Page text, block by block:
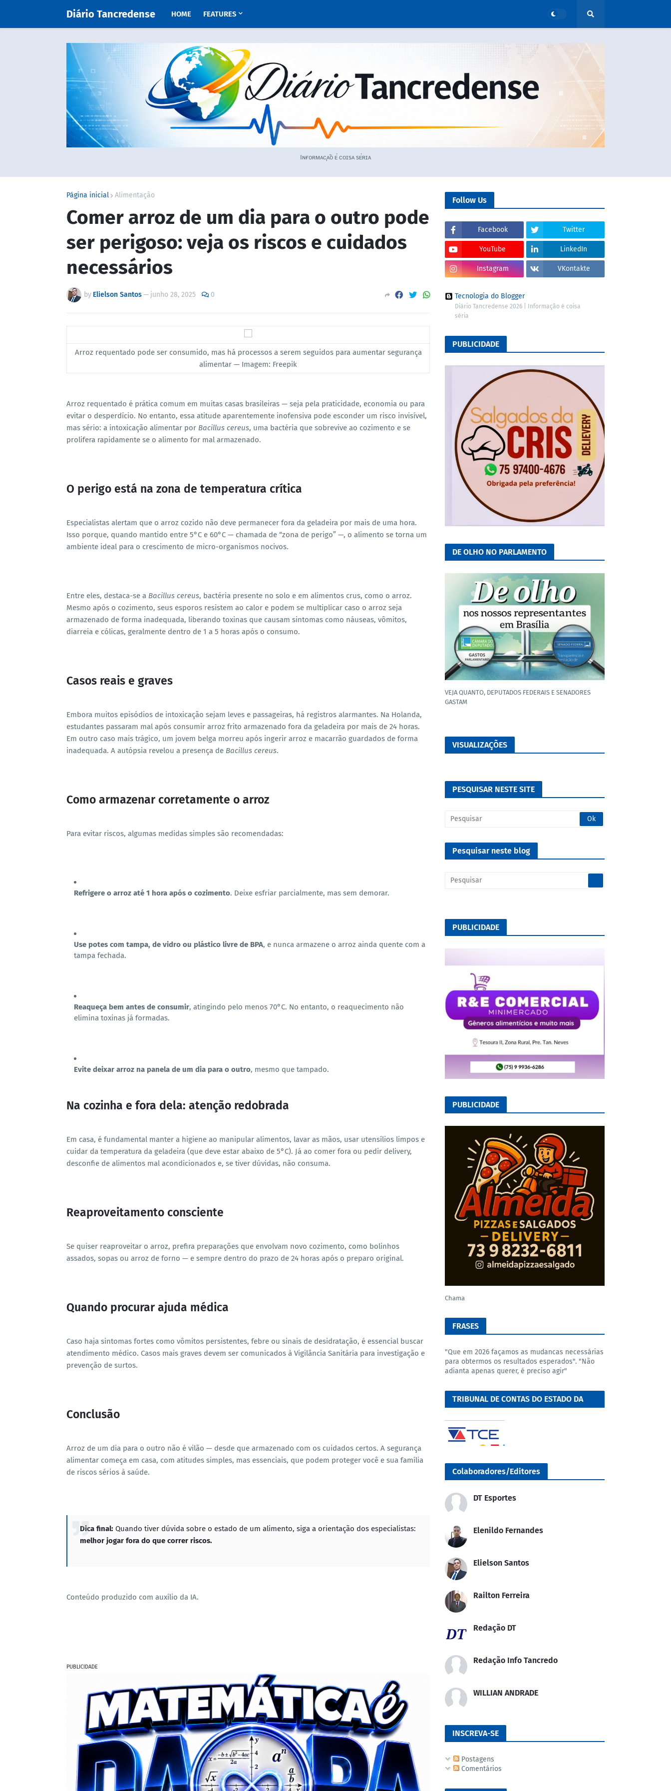
Diário Tancredense HOME FEATURES
Iɴғᴏʀᴍᴀᴄ̧ᴀ̃ᴏ ᴇ́ ᴄᴏɪsᴀ sᴇ́ʀɪᴀ
Página inicial Alimentação
Comer arroz de um dia para o outro pode
ser perigoso: veja os riscos e cuidados
necessários
by Elielson Santos— junho 28, 2025 0
Arroz requentado pode ser consumido, mas há processos a serem seguidos para aumentar segurança
alimentar — Imagem: Freepik
Arroz requentado é prática comum em muitas casas brasileiras — seja pela praticidade, economia ou para
evitar o desperdício. No entanto, essa atitude aparentemente inofensiva pode esconder um risco invisível,
mas sério: a intoxicação alimentar por Bacillus cereus, uma bactéria que sobrevive ao cozimento e se
prolifera rapidamente se o alimento for mal armazenado.
O perigo está na zona de temperatura crítica
Especialistas alertam que o arroz cozido não deve permanecer fora da geladeira por mais de uma hora.
Isso porque, quando mantido entre 5°C e 60°C — chamada de “zona de perigo” —, o alimento se torna um
ambiente ideal para o crescimento de micro-organismos nocivos.
Entre eles, destaca-se a Bacillus cereus, bactéria presente no solo e em alimentos crus, como o arroz.
Mesmo após o cozimento, seus esporos resistem ao calor e podem se multiplicar caso o arroz seja
armazenado de forma inadequada, liberando toxinas que causam sintomas como náuseas, vômitos,
diarreia e cólicas, geralmente dentro de 1 a 5 horas após o consumo.
Casos reais e graves
Embora muitos episódios de intoxicação sejam leves e passageiras, há registros alarmantes. Na Holanda,
estudantes passaram mal após consumir arroz frito armazenado fora da geladeira por mais de 24 horas.
Em outro caso mais trágico, um jovem belga morreu após ingerir arroz e macarrão guardados de forma
inadequada. A autópsia revelou a presença de Bacillus cereus.
Como armazenar corretamente o arroz
Para evitar riscos, algumas medidas simples são recomendadas:
Refrigere o arroz até 1 hora após o cozimento. Deixe esfriar parcialmente, mas sem demorar.
Use potes com tampa, de vidro ou plástico livre de BPA, e nunca armazene o arroz ainda quente com a
tampa fechada.
Reaqueça bem antes de consumir, atingindo pelo menos 70°C. No entanto, o reaquecimento não
elimina toxinas já formadas.
Evite deixar arroz na panela de um dia para o outro, mesmo que tampado.
Na cozinha e fora dela: atenção redobrada
Em casa, é fundamental manter a higiene ao manipular alimentos, lavar as mãos, usar utensílios limpos e
cuidar da temperatura da geladeira (que deve estar abaixo de 5°C). Já ao comer fora ou pedir delivery,
desconfie de alimentos mal acondicionados e, se tiver dúvidas, não consuma.
Reaproveitamento consciente
Se quiser reaproveitar o arroz, prefira preparações que envolvam novo cozimento, como bolinhos
assados, sopas ou arroz de forno — e sempre dentro do prazo de 24 horas após o preparo original.
Quando procurar ajuda médica
Caso haja sintomas fortes como vômitos persistentes, febre ou sinais de desidratação, é essencial buscar
atendimento médico. Casos mais graves devem ser comunicados à Vigilância Sanitária para investigação e
prevenção de surtos.
Conclusão
Arroz de um dia para o outro não é vilão — desde que armazenado com os cuidados certos. A segurança
alimentar começa em casa, com atitudes simples, mas essenciais, que podem proteger você e sua família
de riscos sérios à saúde.
Dica final: Quando tiver dúvida sobre o estado de um alimento, siga a orientação dos especialistas:
melhor jogar fora do que correr riscos.
Conteúdo produzido com auxílio da IA.
PUBLICIDADE
Follow Us
Facebook Twitter
YouTube LinkedIn
Instagram VKontakte
Tecnologia do Blogger
Diário Tancredense 2026 | Informação é coisa
séria
PUBLICIDADE
DE OLHO NO PARLAMENTO
VEJA QUANTO, DEPUTADOS FEDERAIS E SENADORES
GASTAM
VISUALIZAÇÕES
PESQUISAR NESTE SITE
Pesquisar neste blog
PUBLICIDADE
PUBLICIDADE
Chama
FRASES
"Que em 2026 façamos as mudancas necessárias
para obtermos os resultados esperados". "Não
adianta apenas querer, é preciso agir"
TRIBUNAL DE CONTAS DO ESTADO DA
Colaboradores/Editores
DT Esportes
Elenildo Fernandes
Elielson Santos
Railton Ferreira
Redação DT
Redação Info Tancredo
WILLIAN ANDRADE
INSCREVA-SE
Postagens
Comentários